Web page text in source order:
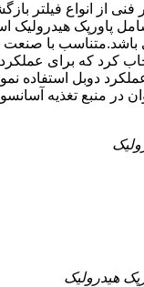
فنی از انواع فیلتر
هیدرولیک
باشد.متناسب با صنعت
کرد که برای
دوبل استفاده
در منبع تغذیه
هیدرولیک